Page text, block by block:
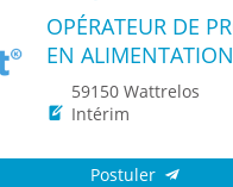
OPÉRATEUR DE
EN
59150 Wattrelos
Intérim
Postuler